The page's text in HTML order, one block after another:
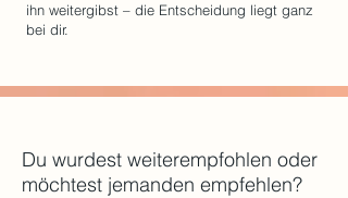
ihn weitergibst – die Entscheidung liegt ganz
bei dir.
Du wurdest weiterempfohlen oder
möchtest jemanden empfehlen?